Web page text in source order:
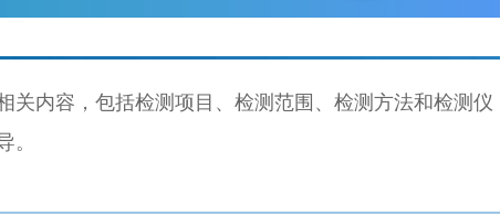
关内容，包括检测项目、检测范围、检测方法和检测仪
。